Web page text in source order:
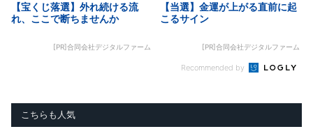
【宝くじ落選】外れ続ける流
れ、ここで断ちませんか
[PR]合同会社デジタルファーム
【当選】金運が上がる直前に起
こるサイン
[PR]合同会社デジタルファーム
Recommended by
こちらも人気